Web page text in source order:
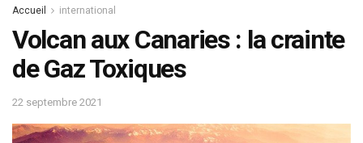
Accueil international
Volcan aux Canaries : la crainte
de Gaz Toxiques
22 septembre 2021